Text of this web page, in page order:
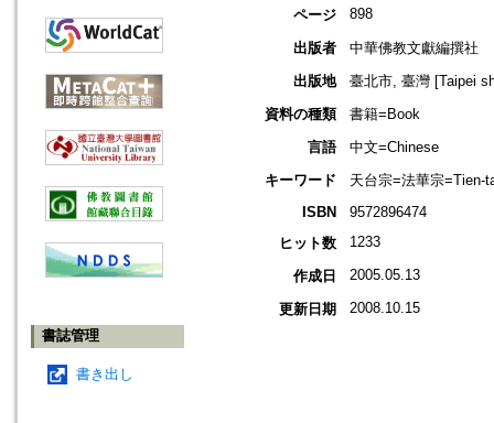
書誌管理
書き出し
ページ 898
出版者
中華佛教文獻編撰社
出版地
臺北市, 臺灣 [Taipei
資料の種類
書籍=Book
言語
中文=Chinese
キーワード
天台宗=法華宗=Tien-
ISBN
9572896474
ヒット数
1233
作成日 2005.05.13
更新日期 2008.10.15